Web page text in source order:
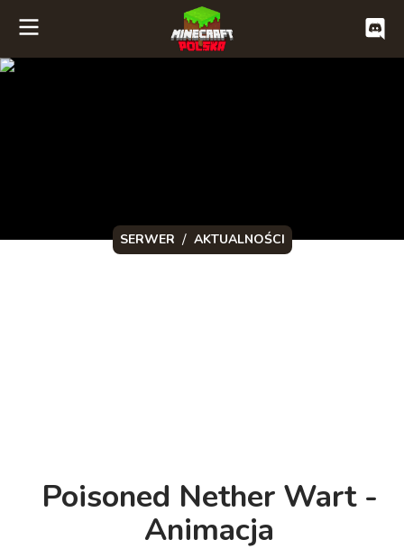
SERWER / AKTUALNOŚCI
Poisoned Nether Wart -
Animacja